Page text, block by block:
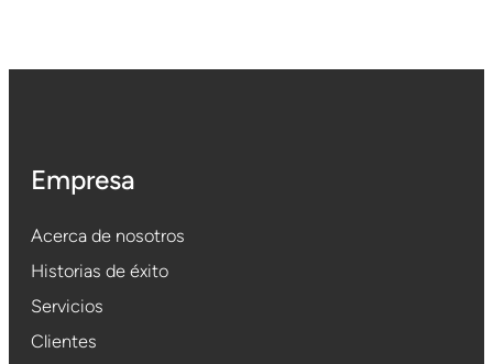
Empresa
Acerca de nosotros
Historias de éxito
Servicios
Clientes